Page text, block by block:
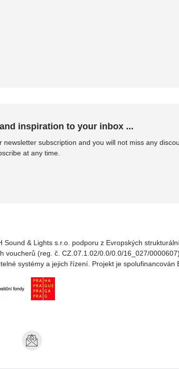
inspiration to your inbox ...
newsletter subscription and you will not miss any
at any time.
Sound & Lights s.r.o. podporu z Evropských
voucherů (reg. č. CZ.07.1.02/0.0/0.0/16_027/
systémy a jejich řízení. Projekt je spolufinancován